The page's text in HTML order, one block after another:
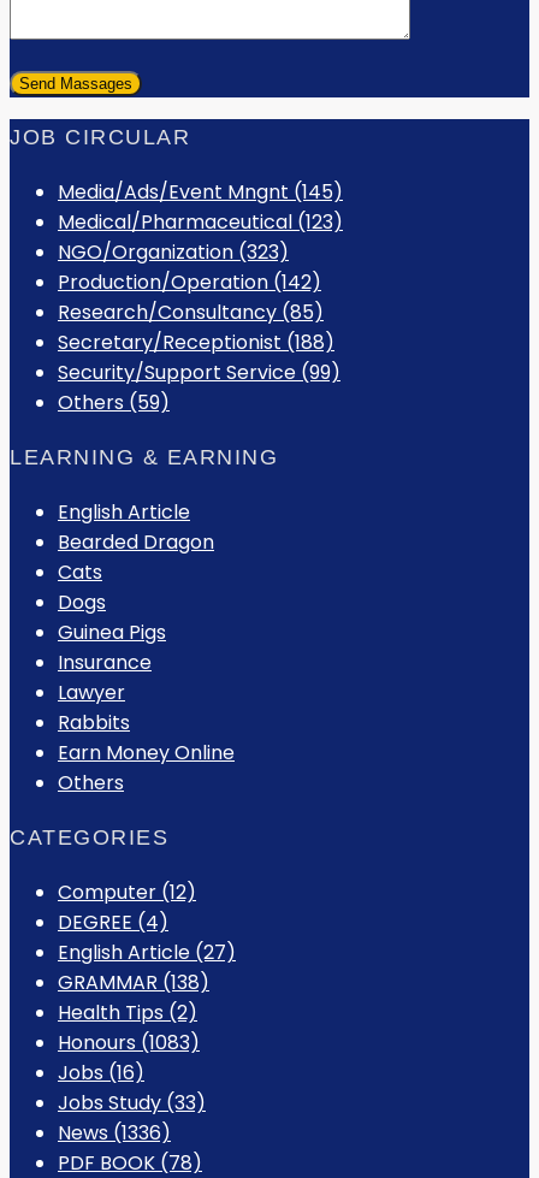
JOB CIRCULAR
Media/Ads/Event Mngnt (145)
Medical/Pharmaceutical (123)
NGO/Organization (323)
Production/Operation (142)
Research/Consultancy (85)
Secretary/Receptionist (188)
Security/Support Service (99)
Others (59)
LEARNING & EARNING
English Article
Bearded Dragon
Cats
Dogs
Guinea Pigs
Insurance
Lawyer
Rabbits
Earn Money Online
Others
CATEGORIES
Computer (12)
DEGREE (4)
English Article (27)
GRAMMAR (138)
Health Tips (2)
Honours (1083)
Jobs (16)
Jobs Study (33)
News (1336)
PDF BOOK (78)